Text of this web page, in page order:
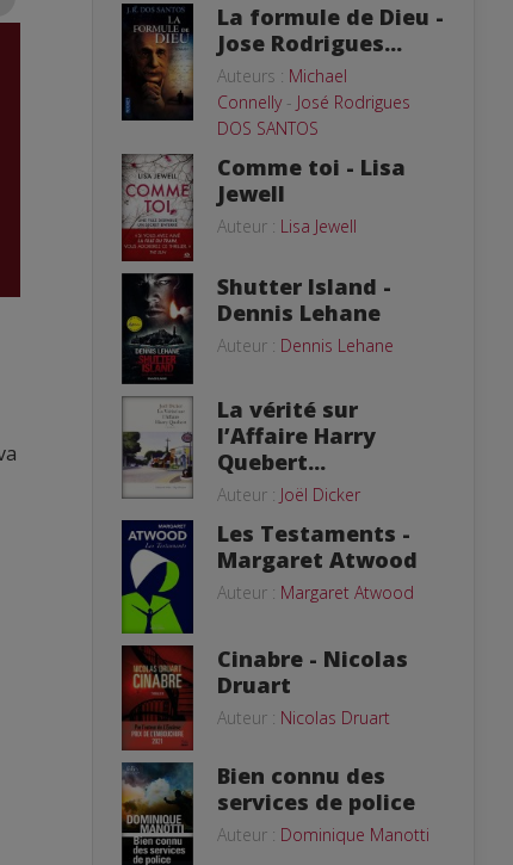
La formule de Dieu -
Jose Rodrigues...
Auteurs : Michael
Connelly- José Rodrigues
DOS SANTOS
Comme toi - Lisa
Jewell
Auteur : Lisa Jewell
Shutter Island -
Dennis Lehane
Auteur : Dennis Lehane
La vérité sur
l’Affaire Harry
Quebert...
Auteur : Joël Dicker
Les Testaments -
Margaret Atwood
Auteur : Margaret Atwood
Cinabre - Nicolas
Druart
Auteur : Nicolas Druart
Bien connu des
services de police
Auteur : Dominique Manotti